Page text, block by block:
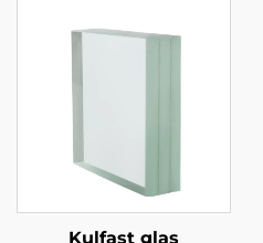
Kulfast glas